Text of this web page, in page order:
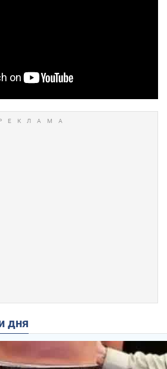
дня